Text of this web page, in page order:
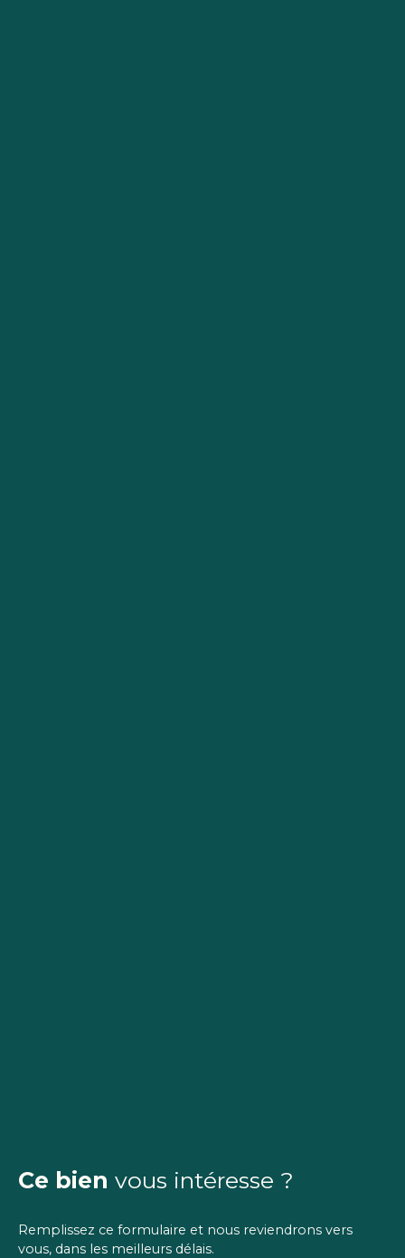
Ce bien vous intéresse ?
Remplissez ce formulaire et nous reviendrons vers
vous, dans les meilleurs délais.